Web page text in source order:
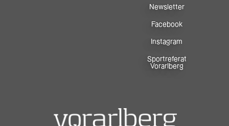
Newsletter
Facebook
Instagram
Sportreferat
Vorarlberg